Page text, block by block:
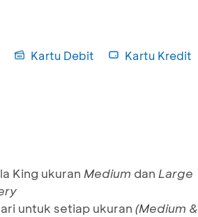
Kartu Debit Kartu Kredit
King ukuran Medium dan Large
untuk setiap ukuran (Medium &